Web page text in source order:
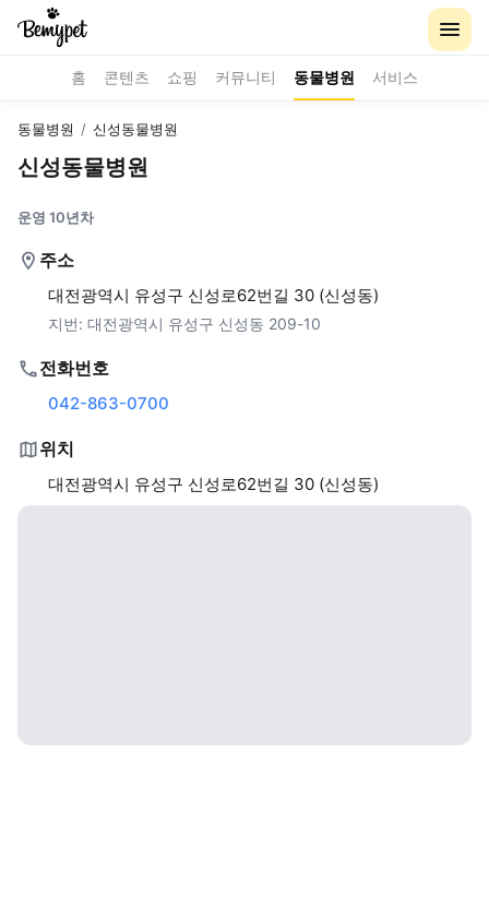
홈 콘텐츠 쇼핑 커뮤니티 동물병원 서비스
동물병원 / 신성동물병원
신성동물병원
운영 10년차
주소
대전광역시 유성구 신성로62번길 30 (신성동)
지번: 대전광역시 유성구 신성동 209-10
전화번호
042-863-0700
위치
대전광역시 유성구 신성로62번길 30 (신성동)